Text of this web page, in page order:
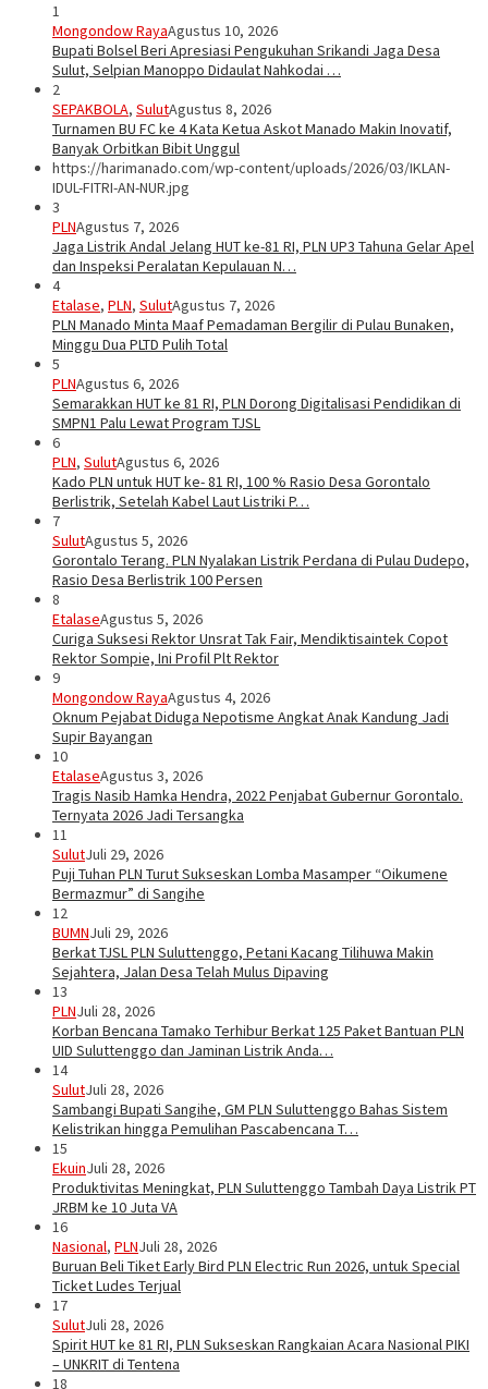
1
Mongondow RayaAgustus 10, 2026
Bupati Bolsel Beri Apresiasi Pengukuhan Srikandi Jaga Desa
Sulut, Selpian Manoppo Didaulat Nahkodai …
2
SEPAKBOLA, SulutAgustus 8, 2026
Turnamen BU FC ke 4 Kata Ketua Askot Manado Makin Inovatif,
Banyak Orbitkan Bibit Unggul
https://harimanado.com/wp-content/uploads/2026/03/IKLAN-
IDUL-FITRI-AN-NUR.jpg
3
PLNAgustus 7, 2026
Jaga Listrik Andal Jelang HUT ke-81 RI, PLN UP3 Tahuna Gelar Apel
dan Inspeksi Peralatan Kepulauan N…
4
Etalase, PLN, SulutAgustus 7, 2026
PLN Manado Minta Maaf Pemadaman Bergilir di Pulau Bunaken,
Minggu Dua PLTD Pulih Total
5
PLNAgustus 6, 2026
Semarakkan HUT ke 81 RI, PLN Dorong Digitalisasi Pendidikan di
SMPN1 Palu Lewat Program TJSL
6
PLN, SulutAgustus 6, 2026
Kado PLN untuk HUT ke- 81 RI, 100 % Rasio Desa Gorontalo
Berlistrik, Setelah Kabel Laut Listriki P…
7
SulutAgustus 5, 2026
Gorontalo Terang. PLN Nyalakan Listrik Perdana di Pulau Dudepo,
Rasio Desa Berlistrik 100 Persen
8
EtalaseAgustus 5, 2026
Curiga Suksesi Rektor Unsrat Tak Fair, Mendiktisaintek Copot
Rektor Sompie, Ini Profil Plt Rektor
9
Mongondow RayaAgustus 4, 2026
Oknum Pejabat Diduga Nepotisme Angkat Anak Kandung Jadi
Supir Bayangan
10
EtalaseAgustus 3, 2026
Tragis Nasib Hamka Hendra, 2022 Penjabat Gubernur Gorontalo.
Ternyata 2026 Jadi Tersangka
11
SulutJuli 29, 2026
Puji Tuhan PLN Turut Sukseskan Lomba Masamper “Oikumene
Bermazmur” di Sangihe
12
BUMNJuli 29, 2026
Berkat TJSL PLN Suluttenggo, Petani Kacang Tilihuwa Makin
Sejahtera, Jalan Desa Telah Mulus Dipaving
13
PLNJuli 28, 2026
Korban Bencana Tamako Terhibur Berkat 125 Paket Bantuan PLN
UID Suluttenggo dan Jaminan Listrik Anda…
14
SulutJuli 28, 2026
Sambangi Bupati Sangihe, GM PLN Suluttenggo Bahas Sistem
Kelistrikan hingga Pemulihan Pascabencana T…
15
EkuinJuli 28, 2026
Produktivitas Meningkat, PLN Suluttenggo Tambah Daya Listrik PT
JRBM ke 10 Juta VA
16
Nasional, PLNJuli 28, 2026
Buruan Beli Tiket Early Bird PLN Electric Run 2026, untuk Special
Ticket Ludes Terjual
17
SulutJuli 28, 2026
Spirit HUT ke 81 RI, PLN Sukseskan Rangkaian Acara Nasional PIKI
– UNKRIT di Tentena
18